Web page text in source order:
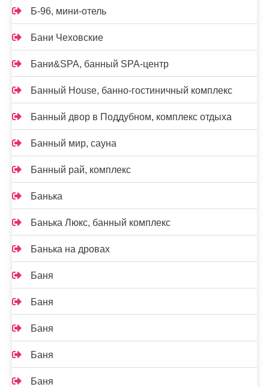
Б-96, мини-отель
Бани Чеховские
Бани&SPA, банный SPA-центр
Банный House, банно-гостиничный комплекс
Банный двор в Поддубном, комплекс отдыха
Банный мир, сауна
Банный рай, комплекс
Банька
Банька Люкс, банный комплекс
Банька на дровах
Баня
Баня
Баня
Баня
Баня